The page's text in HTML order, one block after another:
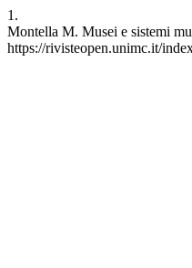
1.
Montella M. Musei e sistemi
https://rivisteopen.unimc.it/